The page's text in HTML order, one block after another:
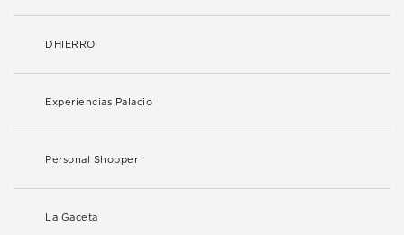
DHIERRO
Experiencias Palacio
Personal Shopper
La Gaceta